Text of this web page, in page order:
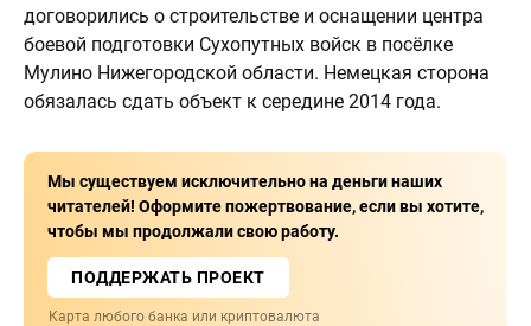
договорились о строительстве и оснащении центра
боевой подготовки Сухопутных войск в посёлке
Мулино Нижегородской области. Немецкая сторона
обязалась сдать объект к середине 2014 года.
Мы существуем исключительно на деньги наших
читателей! Оформите пожертвование, если вы хотите,
чтобы мы продолжали свою работу.
ПОДДЕРЖАТЬ ПРОЕКТ
Карта любого банка или криптовалюта